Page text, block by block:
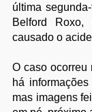
última
Belford
causado o
O caso ocorreu
há
mas imagens